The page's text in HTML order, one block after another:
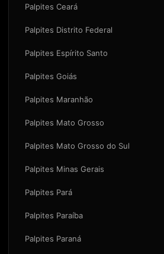
Palpites Ceará
Palpites Distrito Federal
Palpites Espírito Santo
Palpites Goiás
Palpites Maranhão
Palpites Mato Grosso
Palpites Mato Grosso do Sul
Palpites Minas Gerais
Palpites Pará
Palpites Paraíba
Palpites Paraná